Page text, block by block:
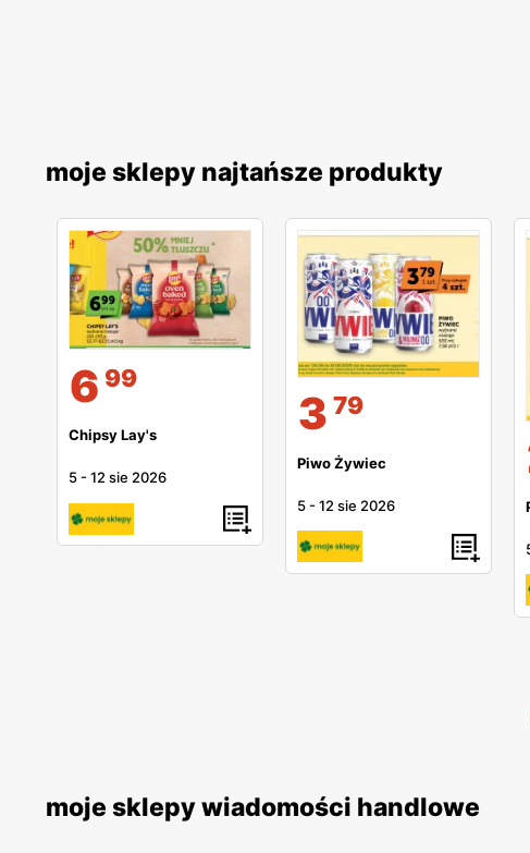
moje sklepy najtańsze produkty
6 99
Chipsy Lay's
5 -12 sie 2026
3 79
Piwo Żywiec
5 -12 sie 2026
moje sklepy wiadomości handlowe